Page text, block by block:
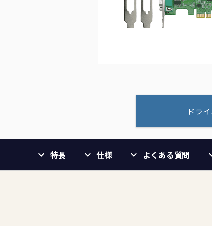
ドラ
特長 仕様 よくある質問